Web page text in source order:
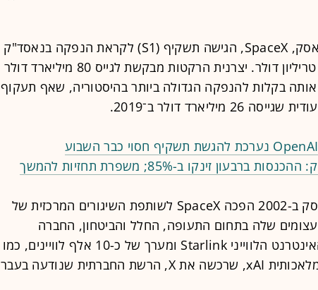
חברת החלל של אילון מאסק, SpaceX, הגישה תשקיף (S1) לקראת הנפקה בנאסד"ק
לפי שווי של לפחות 1.5 טריליון דולר. יצרנית הרקטות מבקשת לגייס 80 מיליארד דולר
בקלות להנפקה הגדולה ביותר בהיסטוריה, שאף תעקוף
דולר ב־2019.
זינקו ב-85%; משפרת תחזיות להמשך
מאז שהוקמה על ידי מאסק ב-2002 הפכה SpaceX לשותפת השיגורים המרכזית של
שלה בתחום התעופה, החלל והביטחון, החברה
מפעילה גם את שירות האינטרנט הלווייני Starlink ומערך של כ-10 אלף לוויינים, כמו
גם את פעילות הבינה המלאכותית xAI, שרכשה את X, הרשת החברתית שנודעה בעבר